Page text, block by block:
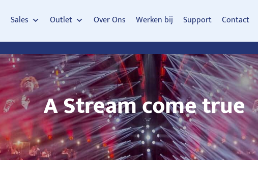
Sales Outlet Over Ons Werken bij Support Contact
A Stream come true